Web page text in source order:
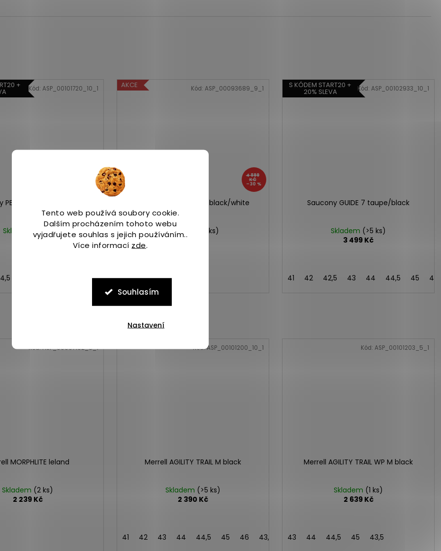
Tento web používá soubory cookie.
Dalším procházením tohoto webu
vyjadřujete souhlas s jejich používáním..
Více informací zde.
Souhlasím
Nastavení
+
16 fire/black
Skladem
(1 ks)
3 899 Kč
Kód: ASP_00101720_10_1 AKCE
4 899
KČ
–30 %
Saucony TRIUMPH 22 black/white
Na skladě
(1 ks)
3 419 Kč
44
Kód: ASP_00093689_9_1 S KÓDEM START20 +
20% SLEVA
Saucony GUIDE 7 taupe/black
Skladem (>5 ks)
3 499 Kč
41 42 42,5 43 44 44,5 45 46
Kód: ASP_00102933_10_1
MORPHLITE leland
Skladem (2 ks)
2 239 Kč
Kód:ASP_00097102_8_1
Merrell AGILITY TRAIL M black
Skladem (>5 ks)
2 390 Kč
41 42 43 44 44,5 45 46 43,5
Kód:ASP_00101200_10_1
Merrell AGILITY TRAIL WP M black
Skladem (1 ks)
2 639 Kč
43 44 44,5 45 43,5
Kód: ASP_00101203_5_1